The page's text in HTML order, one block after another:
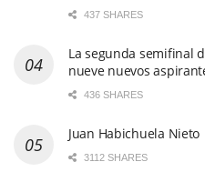
437 SHARES
La segunda semifinal
nueve nuevos
436 SHARES
Juan Habichuela Nieto
3112 SHARES